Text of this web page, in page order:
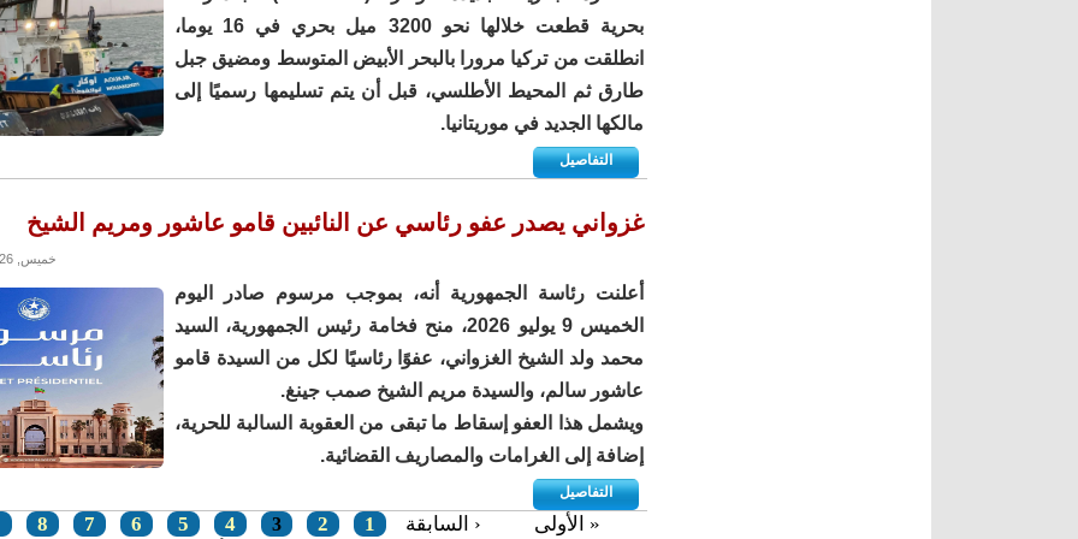
بحرية قطعت خلالها نحو 3200 ميل بحري في 16 يوما،
انطلقت من تركيا مرورا بالبحر الأبيض المتوسط ومضيق جبل
طارق ثم المحيط الأطلسي، قبل أن يتم تسليمها رسميًا إلى
مالكها الجديد في موريتانيا.
التفاصيل
غزواني يصدر عفو رئاسي عن النائبين قامو عاشور ومريم الشيخ
خميس, 09/07/2026 - 21:01
أعلنت رئاسة الجمهورية أنه، بموجب مرسوم صادر اليوم
الخميس 9 يوليو 2026، منح فخامة رئيس الجمهورية، السيد
محمد ولد الشيخ الغزواني، عفوًا رئاسيًا لكل من السيدة قامو
عاشور سالم، والسيدة مريم الشيخ صمب جينغ.
ويشمل هذا العفو إسقاط ما تبقى من العقوبة السالبة للحرية،
إضافة إلى الغرامات والمصاريف القضائية.
التفاصيل
الصفحات« الأولى ‹ السابقة 1
2
3
4
5
6
7
8